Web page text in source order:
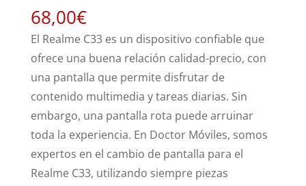
68,00€
El Realme C33 es un dispositivo confiable que
ofrece una buena relación calidad-precio, con
una pantalla que permite disfrutar de
contenido multimedia y tareas diarias. Sin
embargo, una pantalla rota puede arruinar
toda la experiencia. En Doctor Móviles, somos
expertos en el cambio de pantalla para el
Realme C33, utilizando siempre piezas